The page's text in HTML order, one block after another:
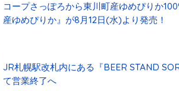
コープさっぽろから東川町産ゆめぴりか
産ゆめぴりか』が8⽉12⽇(⽔)より発売！
JR札幌駅改札内にある『BEER STAND
て営業終了へ